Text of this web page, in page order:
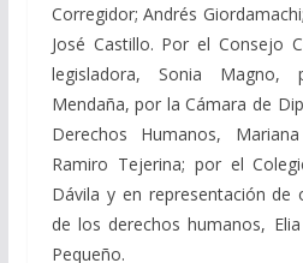
Corregidor; Andrés
José Castillo. Por el Consejo
legisladora, Sonia
Mendaña, por la Cámara de
Derechos Humanos,
Ramiro Tejerina; por el
Dávila y en representación de
de los derechos humanos,
Pequeño.